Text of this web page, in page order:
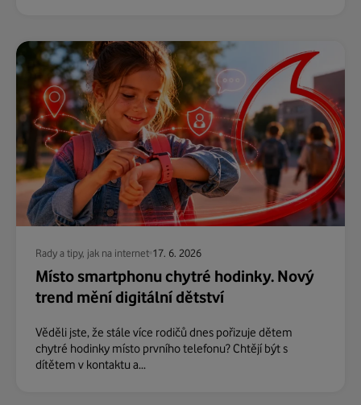
Rady a tipy, jak na internet 17. 6. 2026
Místo smartphonu chytré hodinky. Nový
trend mění digitální dětství
Věděli jste, že stále více rodičů dnes pořizuje dětem
chytré hodinky místo prvního telefonu? Chtějí být s
dítětem v kontaktu a...